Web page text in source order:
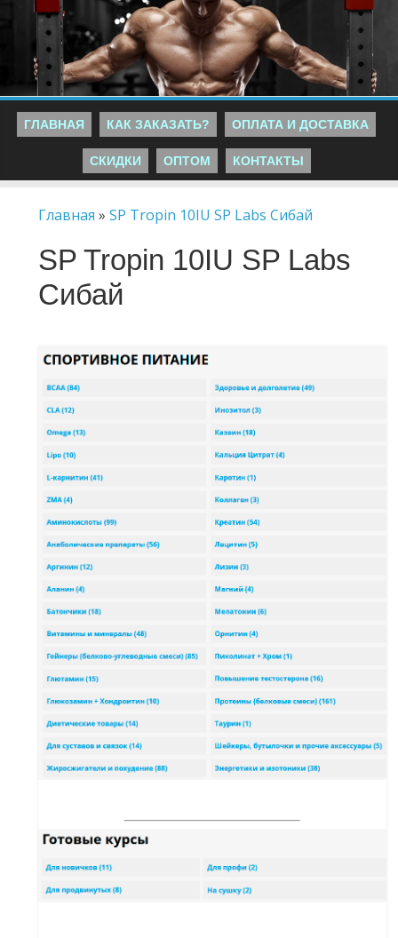
ГЛАВНАЯ КАК ЗАКАЗАТЬ? ОПЛАТА И ДОСТАВКА
СКИДКИ ОПТОМ КОНТАКТЫ
Главная »SP Tropin 10IU SP Labs Сибай
SP Tropin 10IU SP Labs
Сибай